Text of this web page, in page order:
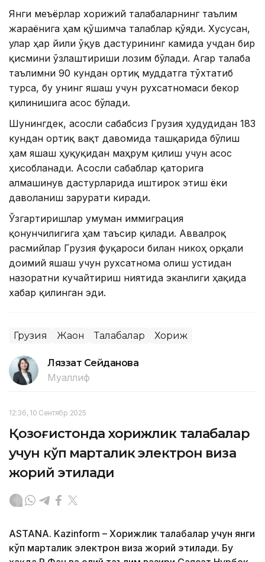
Янги меъёрлар хорижий талабаларнинг таълим
жараёнига ҳам қўшимча талаблар қўяди. Хусусан,
улар ҳар йили ўқув дастурининг камида учдан бир
қисмини ўзлаштириши лозим бўлади. Агар талаба
таълимни 90 кундан ортиқ муддатга тўхтатиб
турса, бу унинг яшаш учун рухсатномаси бекор
қилинишига асос бўлади.
Шунингдек, асосли сабабсиз Грузия ҳудудидан 183
кундан ортиқ вақт давомида ташқарида бўлиш
ҳам яшаш ҳуқуқидан маҳрум қилиш учун асос
ҳисобланади. Асосли сабаблар қаторига
алмашинув дастурларида иштирок этиш ёки
даволаниш зарурати киради.
Ўзгартиришлар умуман иммиграция
қонунчилигига ҳам таъсир қилади. Аввалроқ
расмийлар Грузия фуқароси билан никоҳ орқали
доимий яшаш учун рухсатнома олиш устидан
назоратни кучайтириш ниятида эканлиги ҳақида
хабар қилинган эди.
Грузия Жаҳон Талабалар Хориж
Ляззат Сейданова
Муаллиф
12:36, 10 Сентябр 2025
Қозоғистонда хорижлик талабалар
учун кўп марталик электрон виза
жорий этилади
ASTANA. Kazinform – Хорижлик талабалар учун янги
кўп марталик электрон виза жорий этилади. Бу